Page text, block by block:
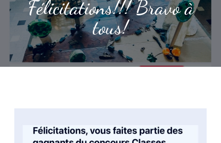
Félicitations!!! Bravo à
tous!